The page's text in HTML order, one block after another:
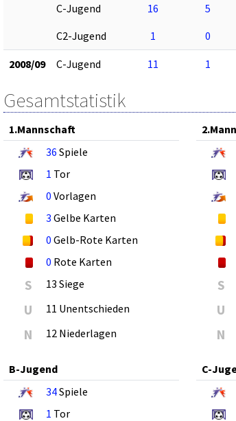
C-Jugend
16 5
C2-Jugend
1 0
2008/09 C-Jugend 11 1
Gesamtstatistik
1.Mannschaft
36 Spiele
1 Tor
0 Vorlagen
3 Gelbe Karten
0 Gelb-Rote Karten
0 Rote Karten
S 13 Siege
U 11 Unentschieden
N 12 Niederlagen
S
U
N
B-Jugend
34Spiele
1 Tor
C-